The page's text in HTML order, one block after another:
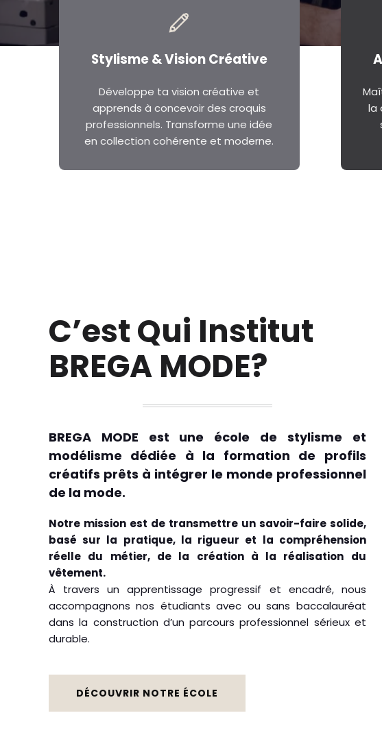
Stylisme & Vision Créative
Développe ta vision créative et
apprends à concevoir des croquis
professionnels. Transforme une idée
en collection cohérente et moderne.
la
C’est Qui Institut
BREGA MODE?
BREGA MODE est une école de stylisme et
modélisme dédiée à la formation de profils
créatifs prêts à intégrer le monde professionnel
de la mode.
Notre mission est de transmettre un savoir-faire solide,
basé sur la pratique, la rigueur et la compréhension
réelle du métier, de la création à la réalisation du
vêtement.
À travers un apprentissage progressif et encadré, nous
accompagnons nos étudiants avec ou sans baccalauréat
dans la construction d’un parcours professionnel sérieux et
durable.
DÉCOUVRIR NOTRE ÉCOLE